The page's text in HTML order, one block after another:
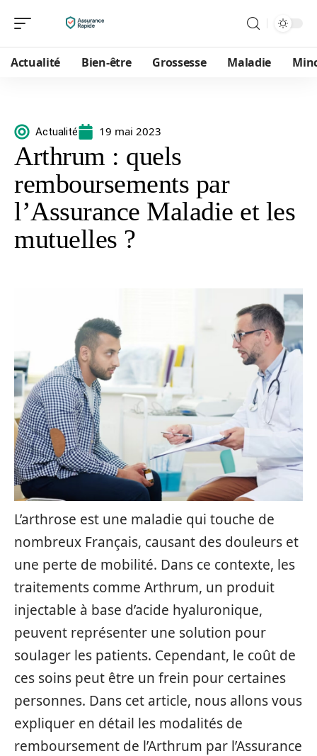
Actualité Bien-être Grossesse Maladie
Actualité 19 mai 2023
Arthrum : quels
remboursements par
l’Assurance Maladie et les
mutuelles ?
L’arthrose est une maladie qui touche de
nombreux Français, causant des douleurs et
une perte de mobilité. Dans ce contexte, les
traitements comme Arthrum, un produit
injectable à base d’acide hyaluronique,
peuvent représenter une solution pour
soulager les patients. Cependant, le coût de
ces soins peut être un frein pour certaines
personnes. Dans cet article, nous allons vous
expliquer en détail les modalités de
remboursement de l’Arthrum par l’Assurance